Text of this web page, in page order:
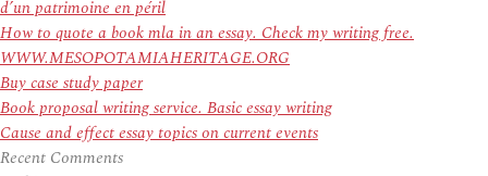
d’un patrimoine en péril
How to quote a book mla in an essay. Check my writing free.
WWW.MESOPOTAMIAHERITAGE.ORG
Buy case study paper
Book proposal writing service. Basic essay writing
Cause and effect essay topics on current events
Recent Comments